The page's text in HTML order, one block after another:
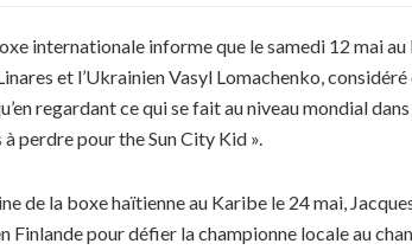
internationale informe que le samedi 12 mai
et l’Ukrainien Vasyl Lomachenko,
regardant ce qui se fait au niveau mondial
perdre pour the Sun City Kid ».
de la boxe haïtienne au Karibe le 24 mai,
pour défier la championne locale au